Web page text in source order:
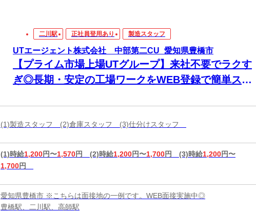
二川駅 正社員登用あり 製造スタッフ
UTエージェント株式会社 中部第二CU_愛知県豊橋市
【プライム市場上場UTグループ】来社不要でラクす
ぎ◎長期・安定の工場ワークをWEB登録で簡単スタ
(1)製造スタッフ (2)倉庫スタッフ (3)仕分けスタッフ
(1)時給1,200円〜1,570円 (2)時給1,200円〜1,700円 (3)時給1,200円〜
1,700円
愛知県豊橋市 ※こちらは面接地の一例です。WEB面接実施中◎
豊橋駅、二川駅、高師駅